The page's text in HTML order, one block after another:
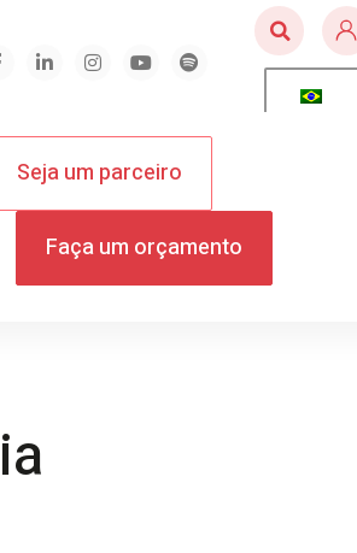
Seja um parceiro
Faça um orçamento